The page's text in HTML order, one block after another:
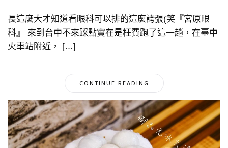
長這麼大才知道看眼科可以排的這麼誇張(笑『宮原眼
科』 來到台中不來踩點實在是枉費跑了這一趟，在臺中
火車站附近， […]
CONTINUE READING